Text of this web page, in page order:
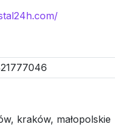
kraków, małopolskie